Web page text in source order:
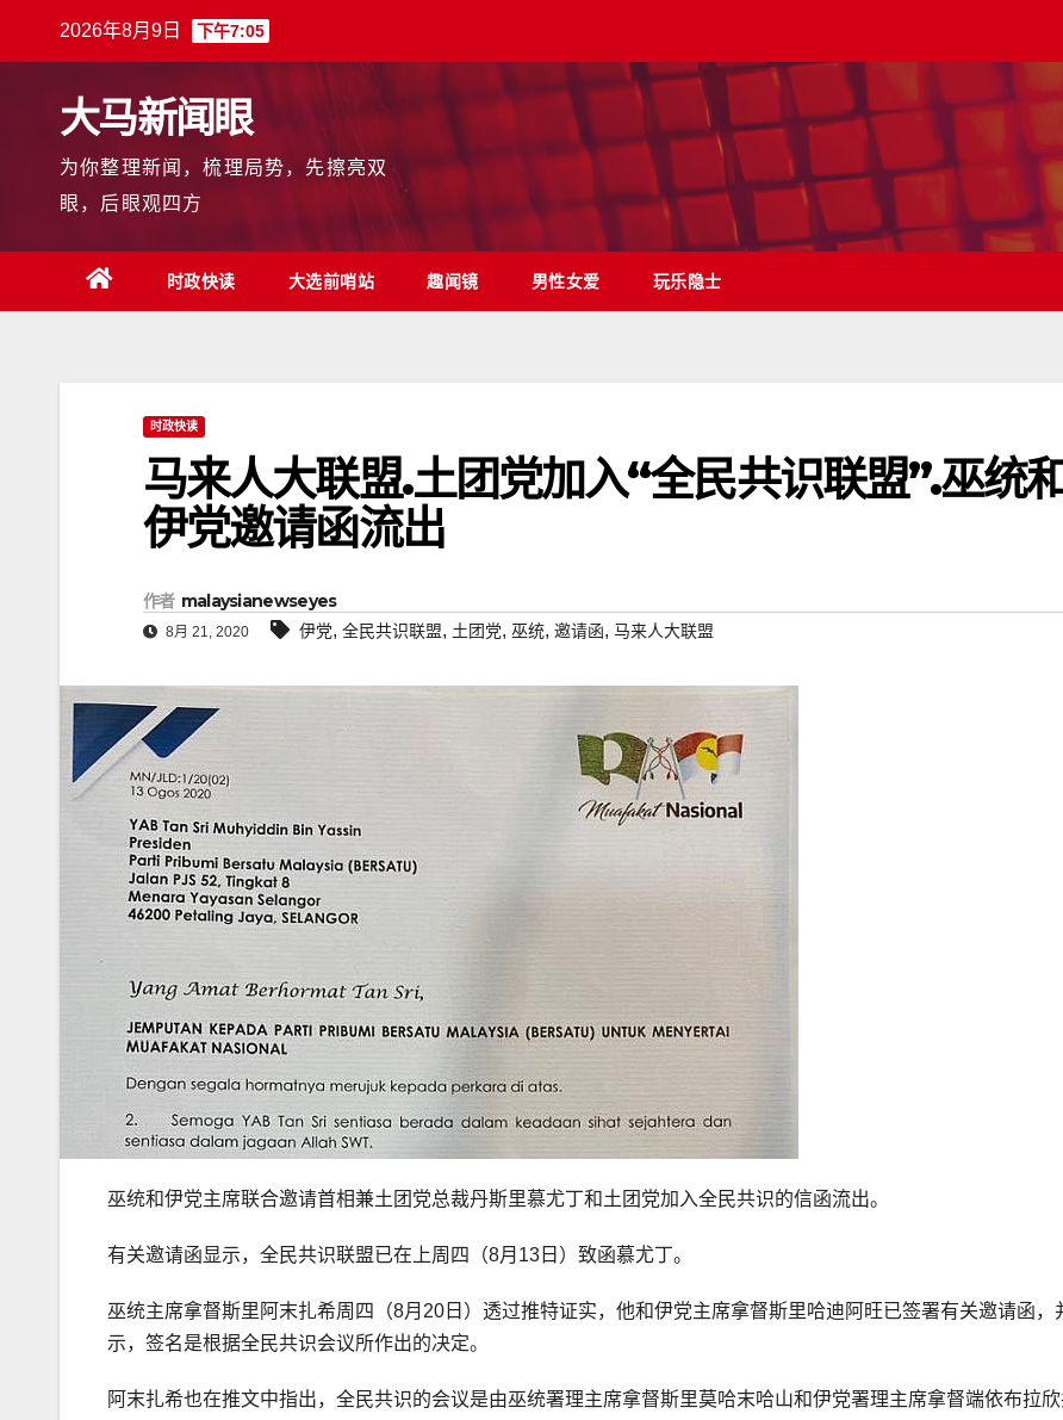
2026年8月9日 下午7:05
大马新闻眼
为你整理新闻，梳理局势，先擦亮双
眼，后眼观四方
时政快读 大选前哨站 趣闻镜 男性女爱 玩乐隐士
时政快读
马来人大联盟.土团党加入“全民共识联盟”.巫统
伊党邀请函流出
作者 malaysianewseyes
8月 21, 2020 伊党, 全民共识联盟, 土团党, 巫统, 邀请函, 马来人大联盟
巫统和伊党主席联合邀请首相兼土团党总裁丹斯里慕尤丁和土团党加入全民共识的信函流出。
有关邀请函显示，全民共识联盟已在上周四（8月13日）致函慕尤丁。
巫统主席拿督斯里阿末扎希周四（8月20日）透过推特证实，他和伊党主席拿督斯里哈迪阿旺已签署有关邀请函，
示，签名是根据全民共识会议所作出的决定。
阿末扎希也在推文中指出，全民共识的会议是由巫统署理主席拿督斯里莫哈末哈山和伊党署理主席拿督端依布拉欣